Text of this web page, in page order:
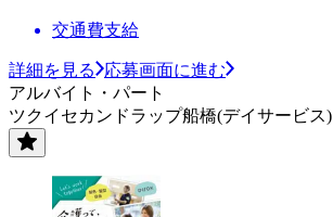
交通費支給
詳細を見る
応募画面に進む
アルバイト・パート
ツクイセカンドラップ船橋(デイサービス)